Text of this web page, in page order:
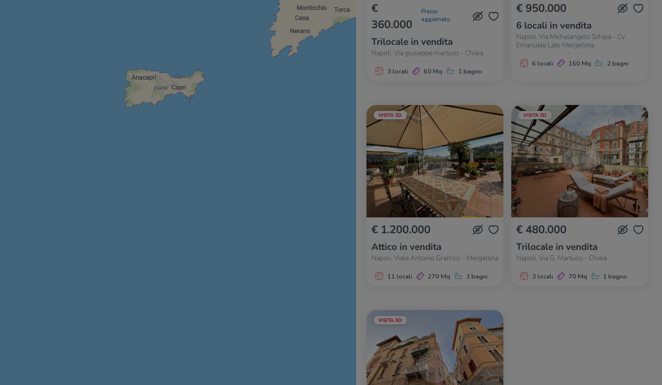
€
360.000
Prezzo
aggiornato
Trilocale in vendita
Napoli, Via giuseppe martucci - Chiaia
3 locali 60 Mq 1 bagno
€ 950.000
6 locali in vendita
Napoli, Via Michelangelo Schipa - Cv
Emanuele Lato Mergellina
6 locali 160 Mq 2 bagni
VISITA 3D
€ 1.200.000
Attico in vendita
Napoli, Viale Antonio Gramsci - Mergellina
11 locali 270 Mq 3 bagni
VISITA 3D
€ 480.000
Trilocale in vendita
Napoli, Via G. Martucci - Chiaia
3 locali 70 Mq 1 bagno
VISITA 3D